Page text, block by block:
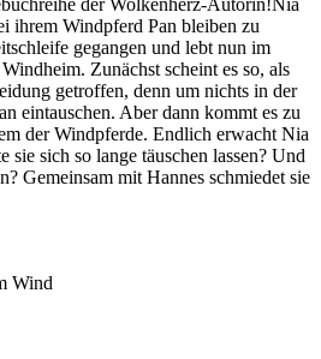
ihrem Windpferd Pan bleiben zu
gegangen und lebt nun im
Zunächst scheint es so, als
getroffen, denn um nichts in der
eintauschen. Aber dann kommt es zu
der Windpferde. Endlich erwacht Nia
sie sich so lange täuschen lassen? Und
Gemeinsam mit Hannes schmiedet sie